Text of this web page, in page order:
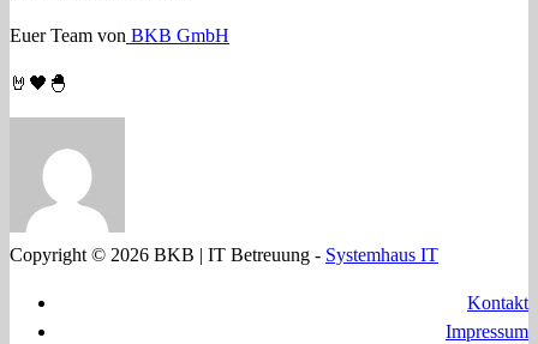
Euer Team von BKB GmbH
🤘🖤🐣
Copyright © 2026 BKB | IT Betreuung - Systemhaus IT
Kontakt
Impressum